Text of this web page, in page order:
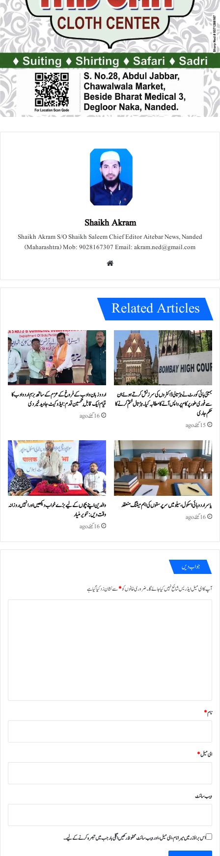
Shaikh Akram
Shaikh Akram S/O Shaikh Saleem Chief Editor Aitebar News, Nanded
(Maharashtra) Mob: 9028167307 Email: akram.ned@gmail.com
e
Related Articles
بمبئی ہائی کورٹ نے ہڑتالی ڈاکٹروں کی سرزنش کرتے ہوئے ان
سے فوری طور پر کام پر واپس آنے کا مطالبہ کیا۔ہڑتال ختم کرنے کا
حکم جاری
15 گھنٹے ago
اردو زبان و ادب کے فروغ کے عزم کے ساتھ بزمِ اردو ادب کا
قیام ایک قابلِ تحسین قدم : ایڈوکیٹ جاوید خیردی
16 گھنٹے ago
یاسر اردو ہائی اسکول، سیلو میں سرپرستوں کی اہم میٹنگ منعقد
16 گھنٹے ago
والدین اپنے بچوں کے لیے بڑے خواب دیکھیں اور انہیں روزانہ
وقت دیں : تنویر منیار
16 گھنٹے ago
جواب دیں
آپ کا ای میل ایڈریس شائع نہیں کیا جائے گا۔ضروری خانوں کو*سے نشان زد کیا گیا ہے
نام*
ای میل*
ویب‌ سائٹ
اس براؤزر میں میرا نام، ای میل، اور ویب سائٹ محفوظ رکھیں اگلی بار جب میں تبصرہ کرنے کےلیے۔